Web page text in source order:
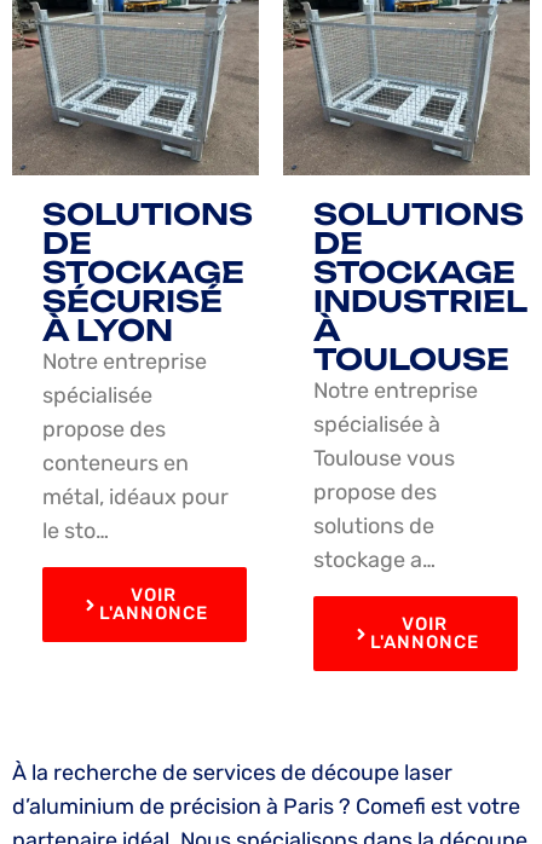
SOLUTIONS
DE
STOCKAGE
SÉCURISÉ
À LYON
Notre entreprise
spécialisée
propose des
conteneurs en
métal, idéaux pour
le sto…
VOIR
L'ANNONCE
SOLUTIONS
DE
STOCKAGE
INDUSTRIEL
À
TOULOUSE
Notre entreprise
spécialisée à
Toulouse vous
propose des
solutions de
stockage a…
VOIR
L'ANNONCE
À la recherche de services de découpe laser
d’aluminium de précision à Paris ? Comefi est votre